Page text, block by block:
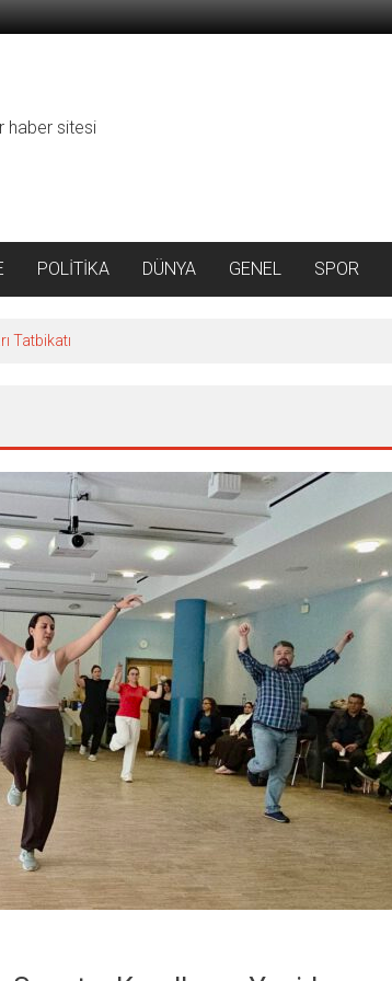
haber sitesi
POLİTİKA DÜNYA GENEL SPOR
Tatbikatı